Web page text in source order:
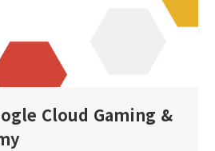
Cloud Gaming &